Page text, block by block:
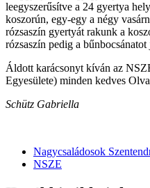
leegyszerűsítve a 24 gyertya
koszorún, egy-egy a négy
rózsaszín gyertyát rakunk a
rózsaszín pedig a bűnbocsánatot
Áldott karácsonyt kíván az
Egyesülete) minden kedves
Schütz Gabriella
Nagycsaládosok
NSZE